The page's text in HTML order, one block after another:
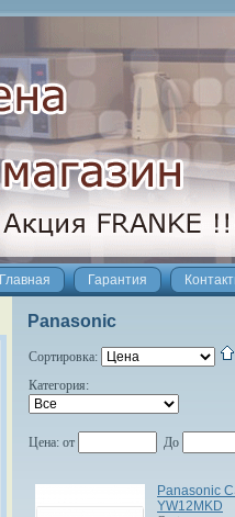
Главная Гарантия
Panasonic
Сортировка:
Категория:
Цена: от До
Panasonic
YW12MKD